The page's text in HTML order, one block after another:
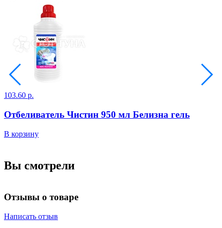
103.60 р.
Отбеливатель Чистин 950 мл Белизна гель
В корзину
Вы смотрели
Отзывы о товаре
Написать отзыв